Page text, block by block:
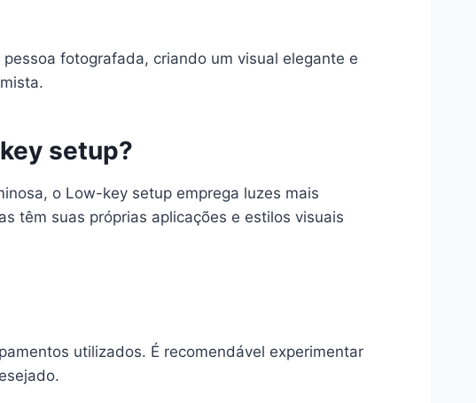
fotografada, criando um visual elegante e
setup?
o Low-key setup emprega luzes mais
têm suas próprias aplicações e estilos visuais
utilizados. É recomendável experimentar